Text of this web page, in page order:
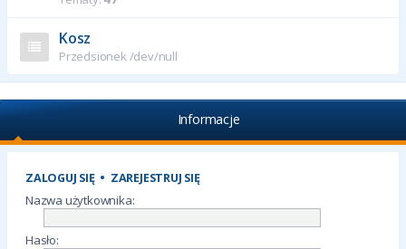
Kosz
Przedsionek /dev/null
Informacje
ZALOGUJ SIĘ• ZAREJESTRUJ SIĘ
Nazwa użytkownika:
Hasło: